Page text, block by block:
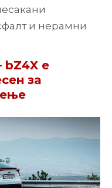
и нерамни
bZ4X е
за